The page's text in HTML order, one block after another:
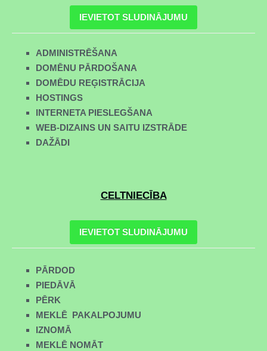
IEVIETOT SLUDINĀJUMU
ADMINISTRĒŠANA
DOMĒNU PĀRDOŠANA
DOMĒDU REĢISTRĀCIJA
HOSTINGS
INTERNETA PIESLEGŠANA
WEB-DIZAINS UN SAITU IZSTRĀDE
DAŽĀDI
CELTNIECĪBA
IEVIETOT SLUDINĀJUMU
PĀRDOD
PIEDĀVĀ
PĒRK
MEKLĒ PAKALPOJUMU
IZNOMĀ
MEKLĒ NOMĀT